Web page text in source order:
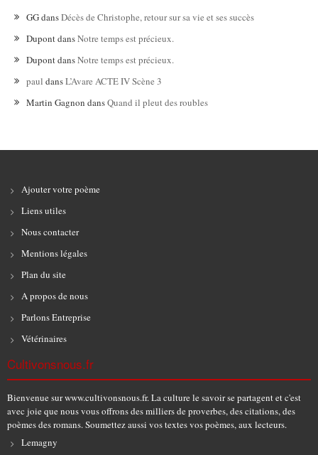
GGdansDécès de Christophe, retour sur sa vie et ses succès
DupontdansNotre temps est précieux.
DupontdansNotre temps est précieux.
paul dansL’Avare ACTE IV Scène 3
Martin Gagnon dansQuand il pleut des roubles
Ajouter votre poème
Liens utiles
Nous contacter
Mentions légales
Plan du site
A propos de nous
Parlons Entreprise
Vétérinaires
Cultivonsnous.fr
Bienvenue sur www.cultivonsnous.fr. La culture le savoir se partagent et c'est
avec joie que nous vous offrons des milliers de proverbes, des citations, des
poèmes des romans. Soumettez aussi vos textes vos poèmes, aux lecteurs.
Lemagny